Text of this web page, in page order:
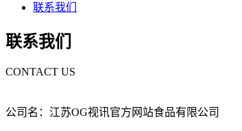
联系我们
联系我们
CONTACT US
公司名：江苏OG视讯官方网站食品有限公司